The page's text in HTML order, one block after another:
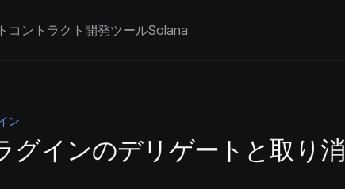
コントラクト 開発ツールSolana
ン
グインのデリゲートと取り消